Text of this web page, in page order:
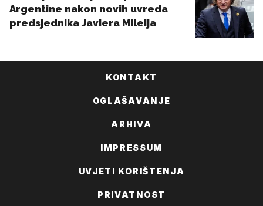
KONTAKT
OGLAŠAVANJE
ARHIVA
IMPRESSUM
UVJETI KORIŠTENJA
PRIVATNOST